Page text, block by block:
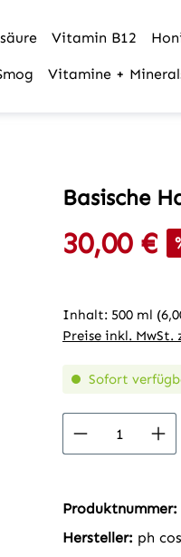
Vitamin B12
Vitamine +
Basische
Verkaufspreis:
30,00 €
Inhalt: 500 ml
Preise inkl. MwSt.
Sofort
Produkt
Produktnummer:
Hersteller: ph